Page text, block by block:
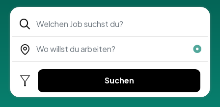
Suchen